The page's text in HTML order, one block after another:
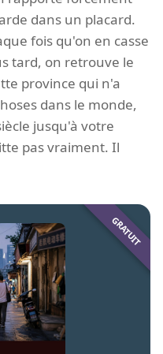
dans un placard.
fois qu'on en casse
tard, on retrouve le
province qui n'a
dans le monde,
jusqu'à votre
pas vraiment. Il